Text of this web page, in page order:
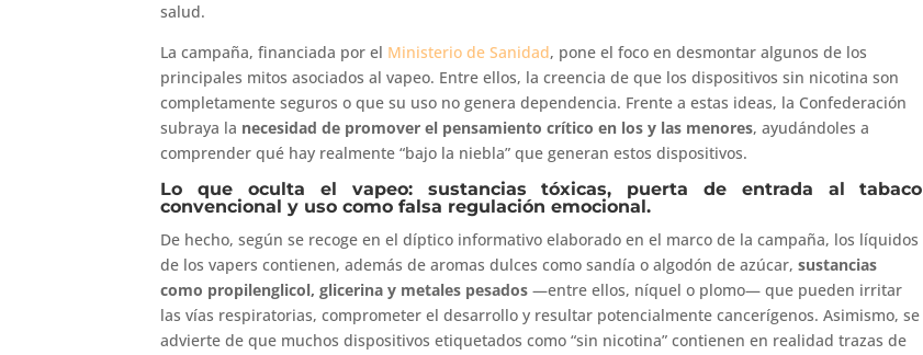
salud.
La campaña, financiada por el Ministerio de Sanidad, pone el foco en desmontar algunos de los
principales mitos asociados al vapeo. Entre ellos, la creencia de que los dispositivos sin nicotina son
completamente seguros o que su uso no genera dependencia. Frente a estas ideas, la Confederación
subraya la necesidad de promover el pensamiento crítico en los y las menores, ayudándoles a
comprender qué hay realmente “bajo la niebla” que generan estos dispositivos.
Lo que oculta el vapeo: sustancias tóxicas, puerta de entrada al tabaco
convencional y uso como falsa regulación emocional.
De hecho, según se recoge en el díptico informativo elaborado en el marco de la campaña, los líquidos
de los vapers contienen, además de aromas dulces como sandía o algodón de azúcar,sustancias
como propilenglicol, glicerina y metales pesados —entre ellos, níquel o plomo— que pueden irritar
las vías respiratorias, comprometer el desarrollo y resultar potencialmente cancerígenos. Asimismo, se
advierte de que muchos dispositivos etiquetados como “sin nicotina” contienen en realidad trazas de